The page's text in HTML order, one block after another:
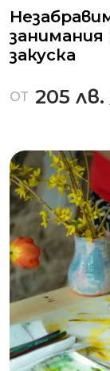
занимания
закуска
ОТ 205 лв.